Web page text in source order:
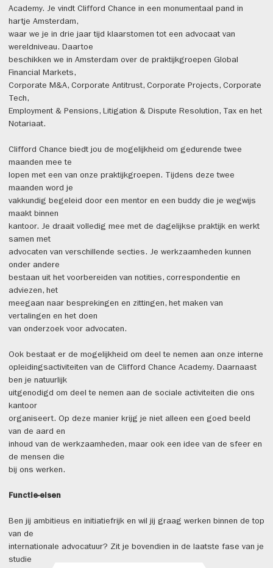
Academy. Je vindt Clifford Chance in een monumentaal pand in
hartje Amsterdam,
waar we je in drie jaar tijd klaarstomen tot een advocaat van
wereldniveau. Daartoe
beschikken we in Amsterdam over de praktijkgroepen Global
Financial Markets,
Corporate M&A, Corporate Antitrust, Corporate Projects, Corporate
Tech,
Employment & Pensions, Litigation & Dispute Resolution, Tax en het
Notariaat.
Clifford Chance biedt jou de mogelijkheid om gedurende twee
maanden mee te
lopen met een van onze praktijkgroepen. Tijdens deze twee
maanden word je
vakkundig begeleid door een mentor en een buddy die je wegwijs
maakt binnen
kantoor. Je draait volledig mee met de dagelijkse praktijk en werkt
samen met
advocaten van verschillende secties. Je werkzaamheden kunnen
onder andere
bestaan uit het voorbereiden van notities, correspondentie en
adviezen, het
meegaan naar besprekingen en zittingen, het maken van
vertalingen en het doen
van onderzoek voor advocaten.
Ook bestaat er de mogelijkheid om deel te nemen aan onze interne
opleidingsactiviteiten van de Clifford Chance Academy. Daarnaast
ben je natuurlijk
uitgenodigd om deel te nemen aan de sociale activiteiten die ons
kantoor
organiseert. Op deze manier krijg je niet alleen een goed beeld
van de aard en
inhoud van de werkzaamheden, maar ook een idee van de sfeer en
de mensen die
bij ons werken.
Functie-eisen
Ben jij ambitieus en initiatiefrijk en wil jij graag werken binnen de top
van de
internationale advocatuur? Zit je bovendien in de laatste fase van je
studie